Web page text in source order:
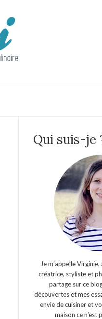
Qui suis-je
Je m’appelle
créatrice, styliste et
partage sur ce
découvertes et mes
envie de cuisiner et
maison ce n'est